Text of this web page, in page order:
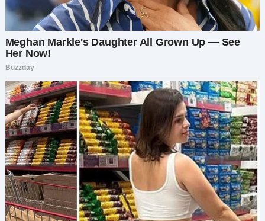
со мной. Я не торопилась, наслаждаясь
моментом.
В аэропорту я увидела их в кафе — они
лихорадочно проверяли телефоны. Я подошла
к их столику и спросила:
— Что-то интересное нашли в выписке по
карте?
Женщина подняла на меня взгляд, лицо её
пылало от злости:
— Вы потратили на нашу карту сотни долларов!
Как вы вообще…
Я перебила её: